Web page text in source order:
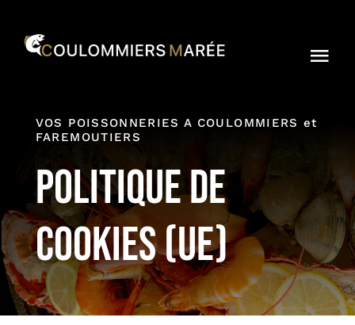
Qui sommes-nous ?
Le blog
Contact
VOS POISSONNERIES A COULOMMIERS et
FAREMOUTIERS
Politique de
cookies (UE)